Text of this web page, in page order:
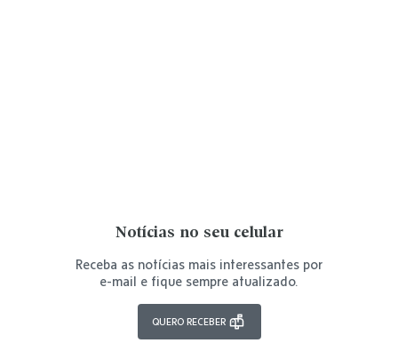
Notícias no seu celular
Receba as notícias mais interessantes por
e-mail e fique sempre atualizado.
QUERO RECEBER